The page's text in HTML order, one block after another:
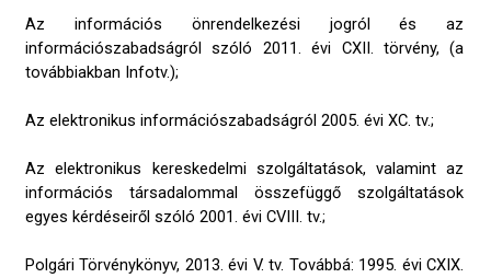
Az információs önrendelkezési jogról és az
információszabadságról szóló 2011. évi CXII. törvény, (a
továbbiakban Infotv.);
Az elektronikus információszabadságról 2005. évi XC. tv.;
Az elektronikus kereskedelmi szolgáltatások, valamint az
információs társadalommal összefüggő szolgáltatások
egyes kérdéseiről szóló 2001. évi CVIII. tv.;
Polgári Törvénykönyv, 2013. évi V. tv. Továbbá: 1995. évi CXIX.